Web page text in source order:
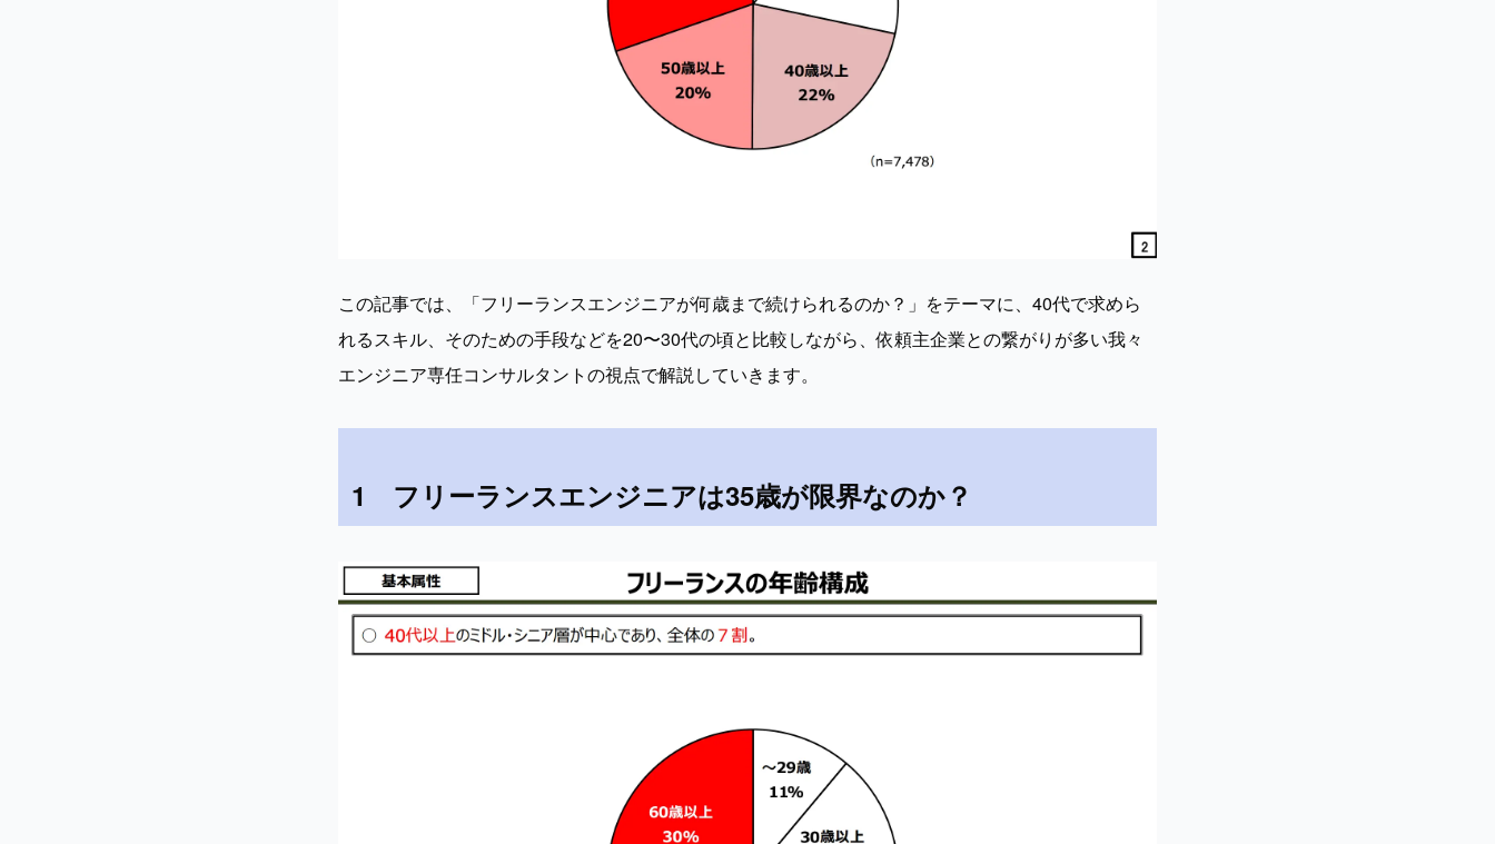
この記事では、「フリーランスエンジニアが何歳まで続けられるのか？」をテーマに、40代で求めら
れるスキル、そのための手段などを20〜30代の頃と比較しながら、依頼主企業との繋がりが多い我々
エンジニア専任コンサルタントの視点で解説していきます。
1　フリーランスエンジニアは35歳が限界なのか？